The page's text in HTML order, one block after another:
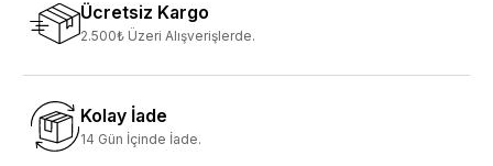
Ücretsiz Kargo
2.500₺ Üzeri Alışverişlerde.
Kolay İade
14 Gün İçinde İade.